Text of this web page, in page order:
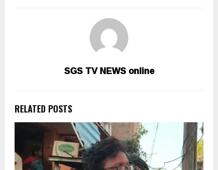
SGS TV NEWS online
RELATED POSTS